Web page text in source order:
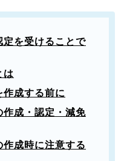
定を受けることで
は
成する前に
作成・認定・減免
成時に注意する